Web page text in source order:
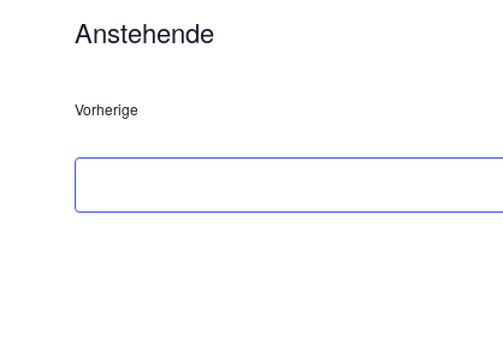
Anstehende
VorherigeVeranstaltungen